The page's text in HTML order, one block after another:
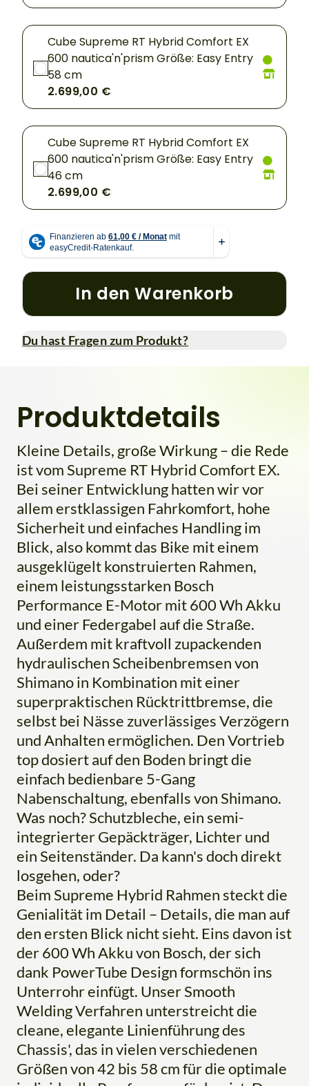
Cube Supreme RT Hybrid Comfort EX
600 nautica'n'prism Größe: Easy Entry
58 cm
2.699,00 €
Cube Supreme RT Hybrid Comfort EX
600 nautica'n'prism Größe: Easy Entry
46 cm
2.699,00 €
In den Warenkorb
Du hast Fragen zum Produkt?
Produktdetails
Kleine Details, große Wirkung – die Rede
ist vom Supreme RT Hybrid Comfort EX.
Bei seiner Entwicklung hatten wir vor
allem erstklassigen Fahrkomfort, hohe
Sicherheit und einfaches Handling im
Blick, also kommt das Bike mit einem
ausgeklügelt konstruierten Rahmen,
einem leistungsstarken Bosch
Performance E-Motor mit 600 Wh Akku
und einer Federgabel auf die Straße.
Außerdem mit kraftvoll zupackenden
hydraulischen Scheibenbremsen von
Shimano in Kombination mit einer
superpraktischen Rücktrittbremse, die
selbst bei Nässe zuverlässiges Verzögern
und Anhalten ermöglichen. Den Vortrieb
top dosiert auf den Boden bringt die
einfach bedienbare 5-Gang
Nabenschaltung, ebenfalls von Shimano.
Was noch? Schutzbleche, ein semi-
integrierter Gepäckträger, Lichter und
ein Seitenständer. Da kann's doch direkt
losgehen, oder?
Beim Supreme Hybrid Rahmen steckt die
Genialität im Detail – Details, die man auf
den ersten Blick nicht sieht. Eins davon ist
der 600 Wh Akku von Bosch, der sich
dank PowerTube Design formschön ins
Unterrohr einfügt. Unser Smooth
Welding Verfahren unterstreicht die
cleane, elegante Linienführung des
Chassis', das in vielen verschiedenen
Größen von 42 bis 58 cm für die optimale